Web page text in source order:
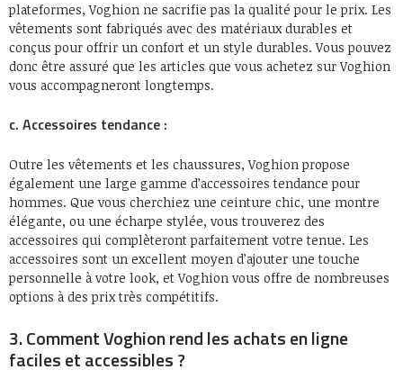
plateformes, Voghion ne sacrifie pas la qualité pour le prix. Les
vêtements sont fabriqués avec des matériaux durables et
conçus pour offrir un confort et un style durables. Vous pouvez
donc être assuré que les articles que vous achetez sur Voghion
vous accompagneront longtemps.
c. Accessoires tendance :
Outre les vêtements et les chaussures, Voghion propose
également une large gamme d’accessoires tendance pour
hommes. Que vous cherchiez une ceinture chic, une montre
élégante, ou une écharpe stylée, vous trouverez des
accessoires qui complèteront parfaitement votre tenue. Les
accessoires sont un excellent moyen d’ajouter une touche
personnelle à votre look, et Voghion vous offre de nombreuses
options à des prix très compétitifs.
3. Comment Voghion rend les achats en ligne
faciles et accessibles ?